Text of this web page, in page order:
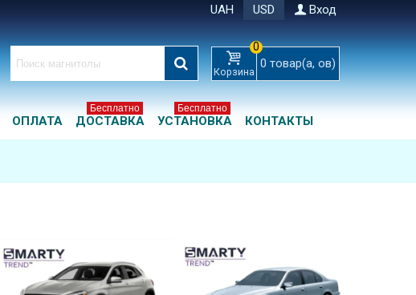
UAH USD Вход
Корзина
0
0 товар(а, ов)
ОПЛАТА ДОСТАВКА
Бесплатно
УСТАНОВКА
Бесплатно
КОНТАКТЫ